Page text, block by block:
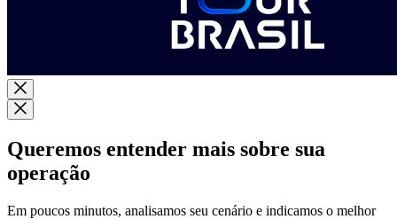
Queremos entender mais sobre sua
operação
Em poucos minutos, analisamos seu cenário e indicamos o melhor